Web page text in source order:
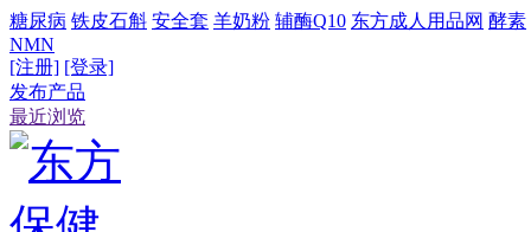
糖尿病 铁皮石斛 安全套 羊奶粉 辅酶Q10 东方成人用品网 酵素
NMN
[注册] [登录]
发布产品
最近浏览